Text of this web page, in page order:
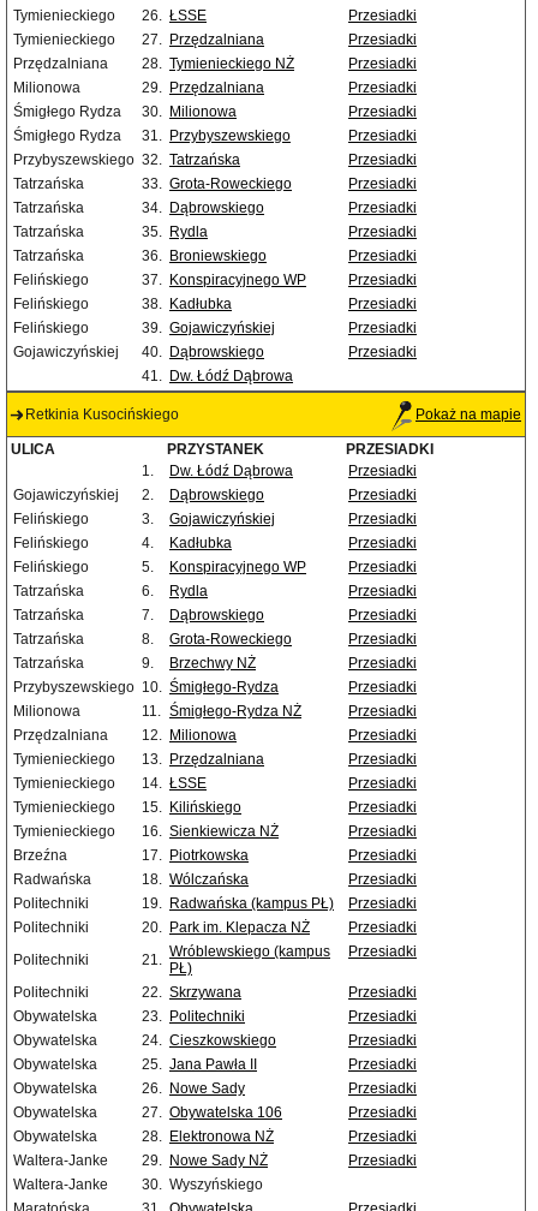
Tymienieckiego
26. ŁSSE
Przesiadki
Tymienieckiego
27. Przędzalniana
Przesiadki
Przędzalniana
28. Tymienieckiego NŻ
Przesiadki
Milionowa
29. Przędzalniana
Przesiadki
Śmigłego Rydza
30. Milionowa
Przesiadki
Śmigłego Rydza
31. Przybyszewskiego
Przesiadki
Przybyszewskiego 32. Tatrzańska
Przesiadki
Tatrzańska
33. Grota-Roweckiego
Przesiadki
Tatrzańska
34. Dąbrowskiego
Przesiadki
Tatrzańska
35. Rydla
Przesiadki
Tatrzańska
36. Broniewskiego
Przesiadki
Felińskiego
37. Konspiracyjnego WP
Przesiadki
Felińskiego
38. Kadłubka
Przesiadki
Felińskiego
39. Gojawiczyńskiej
Przesiadki
Gojawiczyńskiej
40. Dąbrowskiego
Przesiadki
41. Dw. Łódź Dąbrowa
Retkinia Kusocińskiego Pokaż na mapie
ULICA PRZYSTANEK
PRZESIADKI
1.
Dw. Łódź Dąbrowa
Przesiadki
Gojawiczyńskiej
2. Dąbrowskiego
Przesiadki
Felińskiego
3. Gojawiczyńskiej
Przesiadki
Felińskiego
4. Kadłubka
Przesiadki
Felińskiego
5. Konspiracyjnego WP
Przesiadki
Tatrzańska
6. Rydla
Przesiadki
Tatrzańska
7. Dąbrowskiego
Przesiadki
Tatrzańska
8. Grota-Roweckiego
Przesiadki
Tatrzańska
9. Brzechwy NŻ
Przesiadki
Przybyszewskiego 10. Śmigłego-Rydza
Przesiadki
Milionowa
11. Śmigłego-Rydza NŻ
Przesiadki
Przędzalniana
12. Milionowa
Przesiadki
Tymienieckiego
13. Przędzalniana
Przesiadki
Tymienieckiego
14. ŁSSE
Przesiadki
Tymienieckiego
15. Kilińskiego
Przesiadki
Tymienieckiego
16. Sienkiewicza NŻ
Przesiadki
Brzeźna
17. Piotrkowska
Przesiadki
Radwańska
18. Wólczańska
Przesiadki
Politechniki
19. Radwańska (kampus PŁ)
Przesiadki
Politechniki
20. Park im. Klepacza NŻ
Przesiadki
Politechniki
21. Wróblewskiego (kampus
PŁ)
Przesiadki
Politechniki 22. Skrzywana
Przesiadki
Obywatelska
23. Politechniki
Przesiadki
Obywatelska
24. Cieszkowskiego
Przesiadki
Obywatelska
25. Jana Pawła II
Przesiadki
Obywatelska
26. Nowe Sady
Przesiadki
Obywatelska
27. Obywatelska 106
Przesiadki
Obywatelska
28. Elektronowa NŻ
Przesiadki
Waltera-Janke
29. Nowe Sady NŻ
Przesiadki
Waltera-Janke
30. Wyszyńskiego